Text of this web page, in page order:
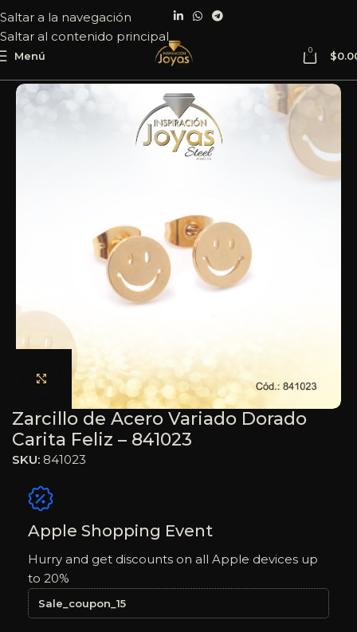
Saltar a la navegación
Saltar al contenido principal
Menú 0 $
Haga clic para ampliar
Zarcillo de Acero Variado Dorado
Carita Feliz – 841023
SKU: 841023
Apple Shopping Event
Hurry and get discounts on all Apple devices up
to 20%
Sale_coupon_15